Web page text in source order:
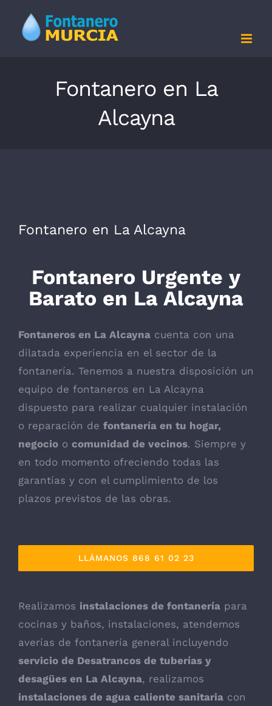
contenido
Fontanero en La
Alcayna
Fontanero en La Alcayna
Fontanero Urgente y
Barato en La Alcayna
Fontaneros en La Alcayna cuenta con una
dilatada experiencia en el sector de la
fontanería. Tenemos a nuestra disposición un
equipo de fontaneros en La Alcayna
dispuesto para realizar cualquier instalación
o reparación de fontanería en tu hogar,
negocio o comunidad de vecinos. Siempre y
en todo momento ofreciendo todas las
garantías y con el cumplimiento de los
plazos previstos de las obras.
LLÁMANOS 868 61 02 23
Realizamos instalaciones de fontanería para
cocinas y baños, instalaciones, atendemos
averías de fontanería general incluyendo
servicio de Desatrancos de tuberías y
desagües en La Alcayna, realizamos
instalaciones de agua caliente sanitaria con